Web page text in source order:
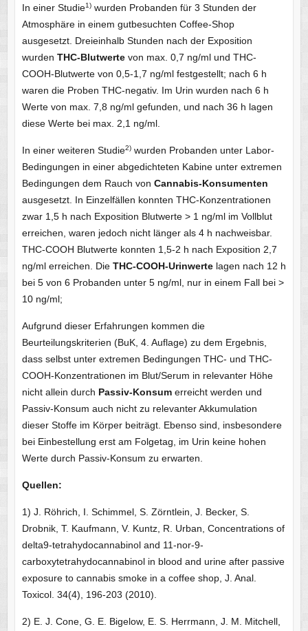
In einer Studie1)wurden Probanden für 3 Stunden der
Atmosphäre in einem gutbesuchten Coffee-Shop
ausgesetzt. Dreieinhalb Stunden nach der Exposition
wurden THC-Blutwertevon max. 0,7 ng/ml und THC-
COOH-Blutwerte von 0,5-1,7 ng/ml festgestellt; nach 6 h
waren die Proben THC-negativ. Im Urin wurden nach 6 h
Werte von max. 7,8 ng/ml gefunden, und nach 36 h lagen
diese Werte bei max. 2,1 ng/ml.
In einer weiteren Studie2)wurden Probanden unter Labor-
Bedingungen in einer abgedichteten Kabine unter extremen
Bedingungen dem Rauch von Cannabis-Konsumenten
ausgesetzt. In Einzelfällen konnten THC-Konzentrationen
zwar 1,5 h nach Exposition Blutwerte > 1 ng/ml im Vollblut
erreichen, waren jedoch nicht länger als 4 h nachweisbar.
THC-COOH Blutwerte konnten 1,5-2 h nach Exposition 2,7
ng/ml erreichen. Die THC-COOH-Urinwertelagen nach 12 h
bei 5 von 6 Probanden unter 5 ng/ml, nur in einem Fall bei >
10 ng/ml;
Aufgrund dieser Erfahrungen kommen die
Beurteilungskriterien (BuK, 4. Auflage) zu dem Ergebnis,
dass selbst unter extremen Bedingungen THC- und THC-
COOH-Konzentrationen im Blut/Serum in relevanter Höhe
nicht allein durch Passiv-Konsumerreicht werden und
Passiv-Konsum auch nicht zu relevanter Akkumulation
dieser Stoffe im Körper beiträgt. Ebenso sind, insbesondere
bei Einbestellung erst am Folgetag, im Urin keine hohen
Werte durch Passiv-Konsum zu erwarten.
Quellen:
1) J. Röhrich, I. Schimmel, S. Zörntlein, J. Becker, S.
Drobnik, T. Kaufmann, V. Kuntz, R. Urban, Concentrations of
delta9-tetrahydocannabinol and 11-nor-9-
carboxytetrahydocannabinol in blood and urine after passive
exposure to cannabis smoke in a coffee shop, J. Anal.
Toxicol. 34(4), 196-203 (2010).
2) E. J. Cone, G. E. Bigelow, E. S. Herrmann, J. M. Mitchell,